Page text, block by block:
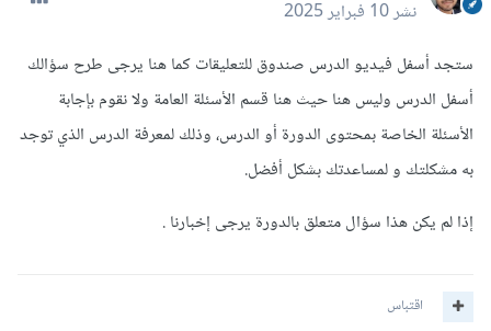
نشر10 فبراير 2025
ستجد أسفل فيديو الدرس صندوق للتعليقات كما هنا يرجى طرح سؤالك
أسفل الدرس وليس هنا حيث هنا قسم الأسئلة العامة ولا نقوم بإجابة
الأسئلة الخاصة بمحتوى الدورة أو الدرس، وذلك لمعرفة الدرس الذي توجد
به مشكلتك و لمساعدتك بشكل أفضل.
إذا لم يكن هذا سؤال متعلق بالدورة يرجى إخبارنا .
اقتباس